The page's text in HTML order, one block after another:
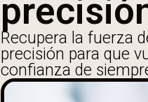
Recupera la fuerza
precisión para que
confianza de